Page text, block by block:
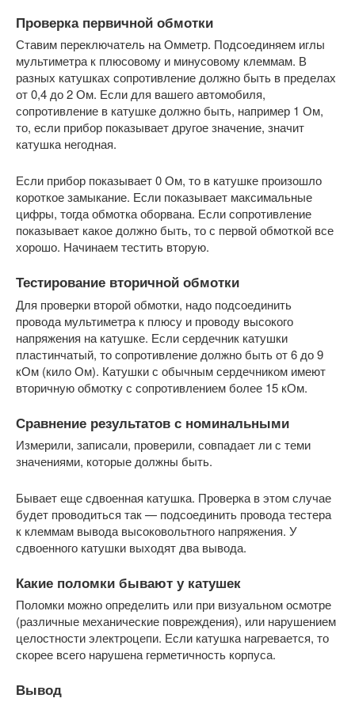
Проверка первичной обмотки
Ставим переключатель на Омметр. Подсоединяем иглы
мультиметра к плюсовому и минусовому клеммам. В
разных катушках сопротивление должно быть в пределах
от 0,4 до 2 Ом. Если для вашего автомобиля,
сопротивление в катушке должно быть, например 1 Ом,
то, если прибор показывает другое значение, значит
катушка негодная.
Если прибор показывает 0 Ом, то в катушке произошло
короткое замыкание. Если показывает максимальные
цифры, тогда обмотка оборвана. Если сопротивление
показывает какое должно быть, то с первой обмоткой все
хорошо. Начинаем тестить вторую.
Тестирование вторичной обмотки
Для проверки второй обмотки, надо подсоединить
провода мультиметра к плюсу и проводу высокого
напряжения на катушке. Если сердечник катушки
пластинчатый, то сопротивление должно быть от 6 до 9
кОм (кило Ом). Катушки с обычным сердечником имеют
вторичную обмотку с сопротивлением более 15 кОм.
Сравнение результатов с номинальными
Измерили, записали, проверили, совпадает ли с теми
значениями, которые должны быть.
Бывает еще сдвоенная катушка. Проверка в этом случае
будет проводиться так — подсоединить провода тестера
к клеммам вывода высоковольтного напряжения. У
сдвоенного катушки выходят два вывода.
Какие поломки бывают у катушек
Поломки можно определить или при визуальном осмотре
(различные механические повреждения), или нарушением
целостности электроцепи. Если катушка нагревается, то
скорее всего нарушена герметичность корпуса.
Вывод